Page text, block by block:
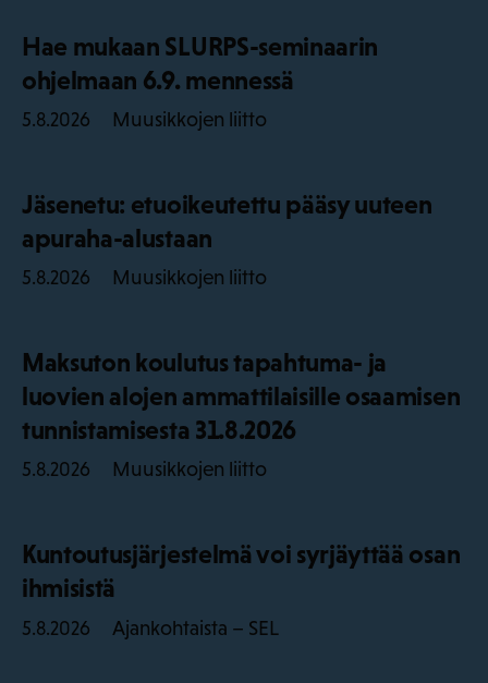
Hae mukaan SLURPS-seminaarin
ohjelmaan 6.9. mennessä
5.8.2026 Muusikkojen liitto
Jäsenetu: etuoikeutettu pääsy uuteen
apuraha-alustaan
5.8.2026 Muusikkojen liitto
Maksuton koulutus tapahtuma- ja
luovien alojen ammattilaisille osaamisen
tunnistamisesta 31.8.2026
5.8.2026 Muusikkojen liitto
Kuntoutusjärjestelmä voi syrjäyttää osan
ihmisistä
5.8.2026 Ajankohtaista – SEL